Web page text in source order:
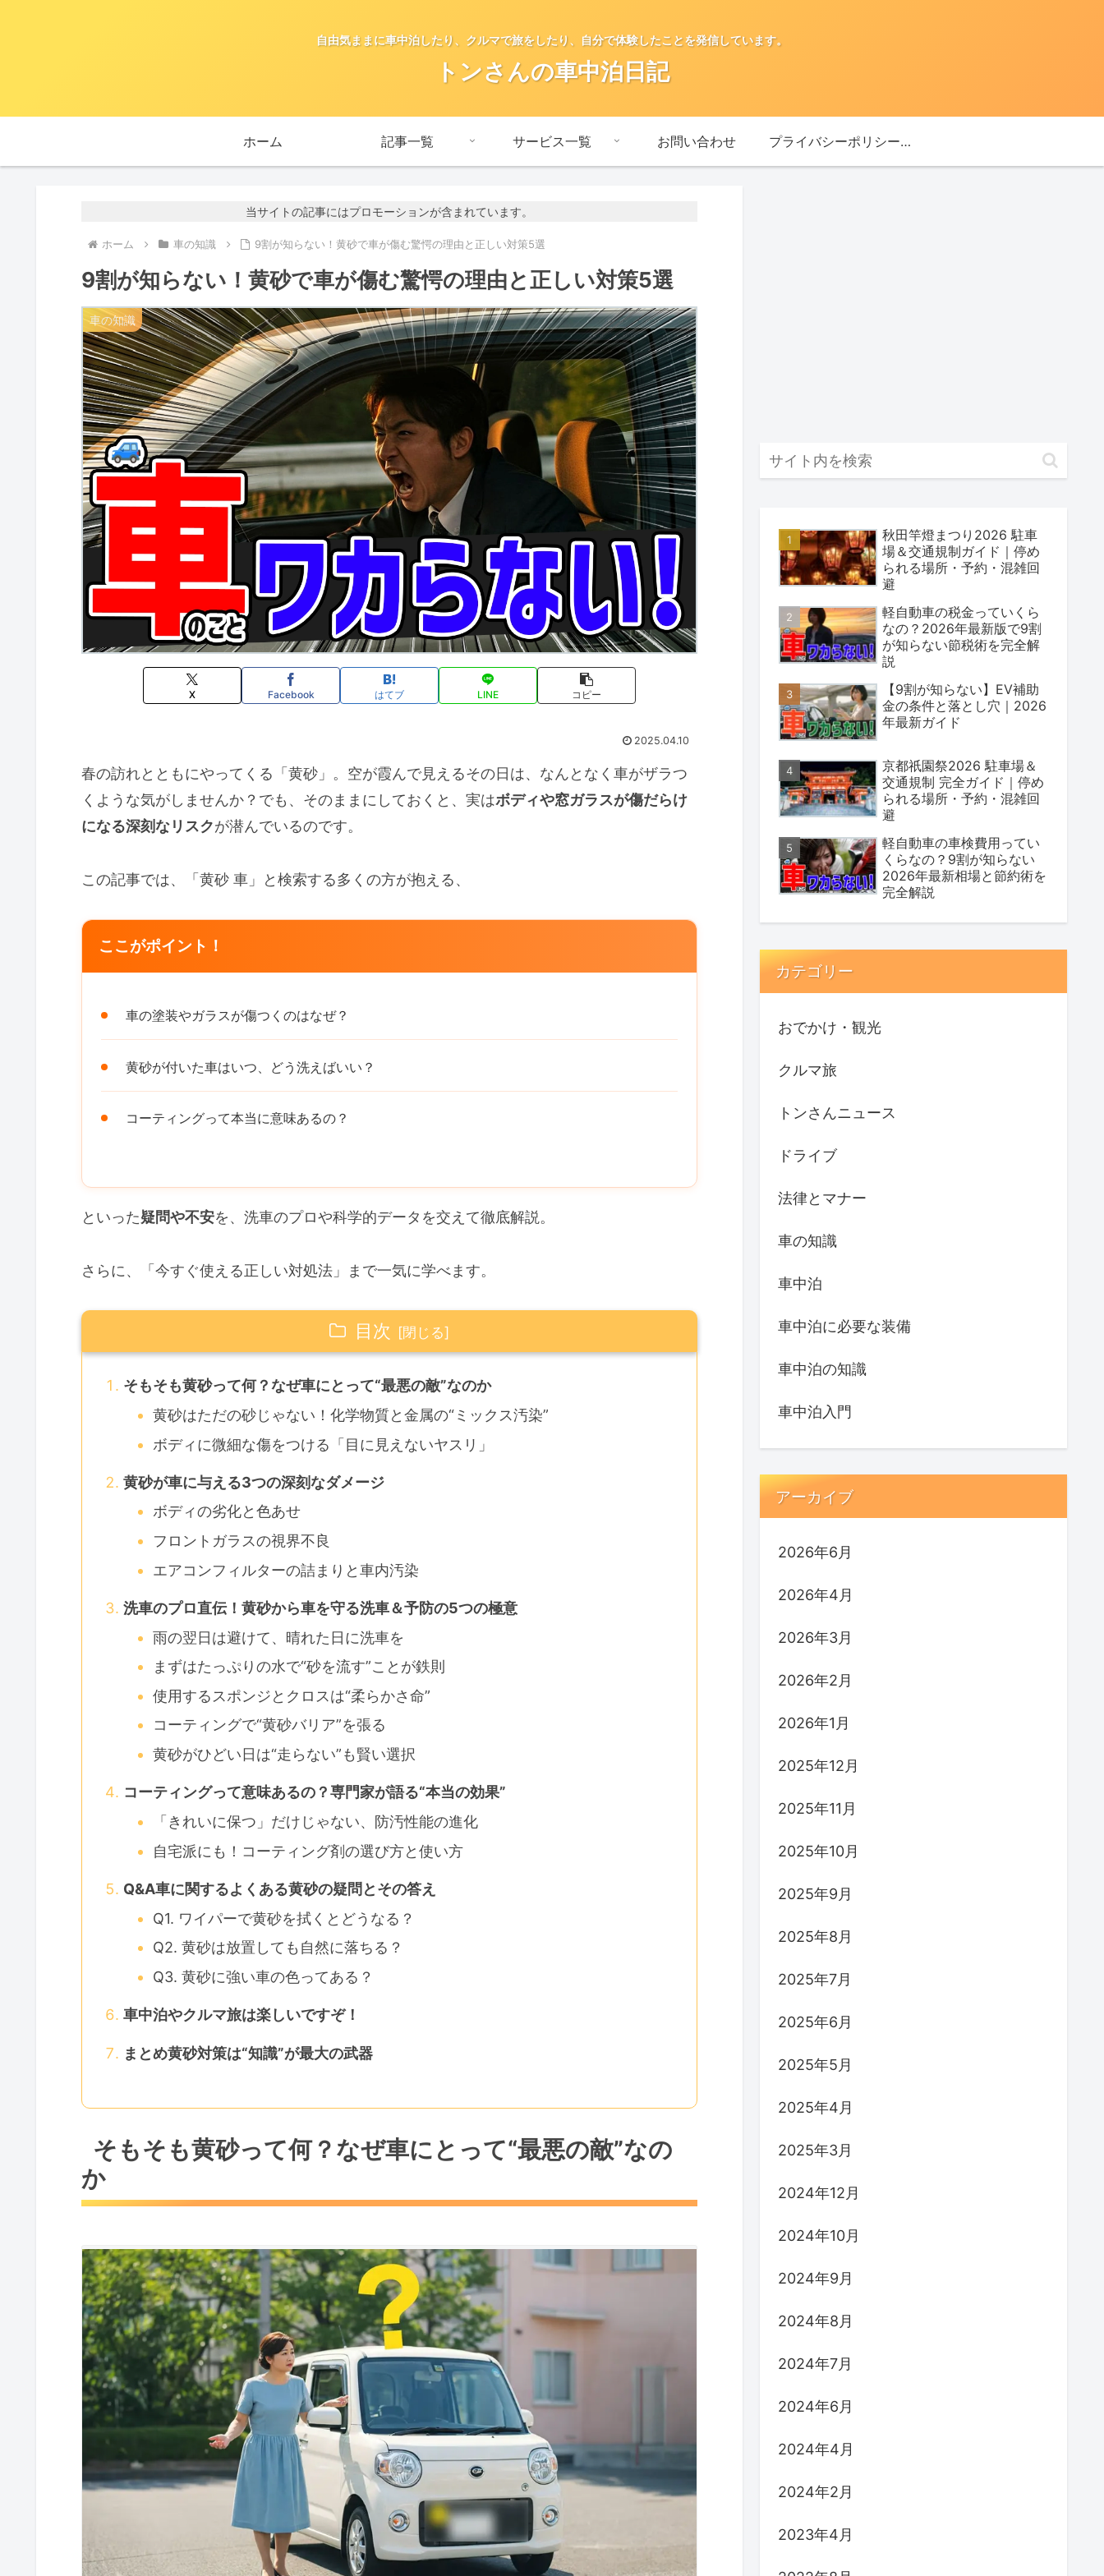
自由気ままに車中泊したり、クルマで旅をしたり、自分で体験したことを発信しています。
トンさんの車中泊日記
ホーム 記事一覧 サービス一覧 お問い合わせ プライバシーポリシー・免責事項
当サイトの記事にはプロモーションが含まれています。
ホーム 車の知識 9割が知らない！黄砂で車が傷む驚愕の理由と正しい対策5選
9割が知らない！黄砂で車が傷む驚愕の理由と正しい対策5選
車の知識
X Facebook はてブ LINE コピー
2025.04.10
春の訪れとともにやってくる「黄砂」。空が霞んで見えるその日は、なんとなく車がザラつ
くような気がしませんか？でも、そのままにしておくと、実はボディや窓ガラスが傷だらけ
になる深刻なリスクが潜んでいるのです。
この記事では、「黄砂 車」と検索する多くの方が抱える、
ここがポイント！
車の塗装やガラスが傷つくのはなぜ？
黄砂が付いた車はいつ、どう洗えばいい？
コーティングって本当に意味あるの？
といった疑問や不安を、洗車のプロや科学的データを交えて徹底解説。
さらに、「今すぐ使える正しい対処法」まで一気に学べます。
目次
そもそも黄砂って何？なぜ車にとって“最悪の敵”なのか
黄砂はただの砂じゃない！化学物質と金属の“ミックス汚染”
ボディに微細な傷をつける「目に見えないヤスリ」
黄砂が車に与える3つの深刻なダメージ
ボディの劣化と色あせ
フロントガラスの視界不良
エアコンフィルターの詰まりと車内汚染
洗車のプロ直伝！黄砂から車を守る洗車＆予防の5つの極意
雨の翌日は避けて、晴れた日に洗車を
まずはたっぷりの水で“砂を流す”ことが鉄則
使用するスポンジとクロスは“柔らかさ命”
コーティングで“黄砂バリア”を張る
黄砂がひどい日は“走らない”も賢い選択
コーティングって意味あるの？専門家が語る“本当の効果”
「きれいに保つ」だけじゃない、防汚性能の進化
自宅派にも！コーティング剤の選び方と使い方
Q&A車に関するよくある黄砂の疑問とその答え
Q1. ワイパーで黄砂を拭くとどうなる？
Q2. 黄砂は放置しても自然に落ちる？
Q3. 黄砂に強い車の色ってある？
車中泊やクルマ旅は楽しいですぞ！
まとめ黄砂対策は“知識”が最大の武器
そもそも黄砂って何？なぜ車にとって“最悪の敵”なの
か
秋田竿燈まつり2026 駐車
場＆交通規制ガイド｜停め
られる場所・予約・混雑回
避
軽自動車の税金っていくら
なの？2026年最新版で9割
が知らない節税術を完全解
説
【9割が知らない】EV補助
金の条件と落とし穴｜2026
年最新ガイド
京都祇園祭2026 駐車場＆
交通規制 完全ガイド｜停め
られる場所・予約・混雑回
避
軽自動車の車検費用ってい
くらなの？9割が知らない
2026年最新相場と節約術を
完全解説
カテゴリー
おでかけ・観光
クルマ旅
トンさんニュース
ドライブ
法律とマナー
車の知識
車中泊
車中泊に必要な装備
車中泊の知識
車中泊入門
アーカイブ
2026年6月
2026年4月
2026年3月
2026年2月
2026年1月
2025年12月
2025年11月
2025年10月
2025年9月
2025年8月
2025年7月
2025年6月
2025年5月
2025年4月
2025年3月
2024年12月
2024年10月
2024年9月
2024年8月
2024年7月
2024年6月
2024年4月
2024年2月
2023年4月